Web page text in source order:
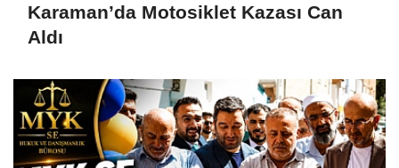
Karaman’da Motosiklet Kazası Can
Aldı